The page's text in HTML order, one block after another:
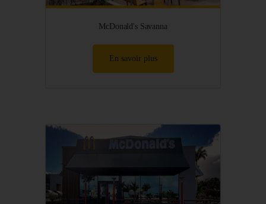
McDonald's Savanna
En savoir plus